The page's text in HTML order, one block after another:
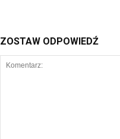
ZOSTAW ODPOWIEDŹ